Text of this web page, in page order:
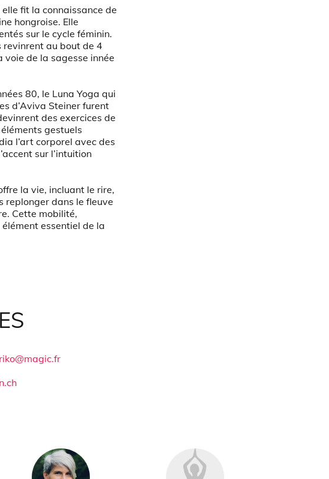
fit la connaissance de
hongroise. Elle
sur le cycle féminin.
revinrent au bout de 4
voie de la sagesse innée
80, le Luna Yoga qui
d’Aviva Steiner furent
des exercices de
gestuels
l’art corporel avec des
sur l’intuition
la vie, incluant le rire,
replonger dans le fleuve
Cette mobilité,
essentiel de la